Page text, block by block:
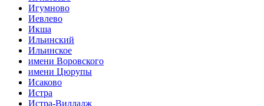
Игумново
Иевлево
Икша
Ильинский
Ильинское
имени Воровского
имени Цюрупы
Исаково
Истра
Истра-Вилладж